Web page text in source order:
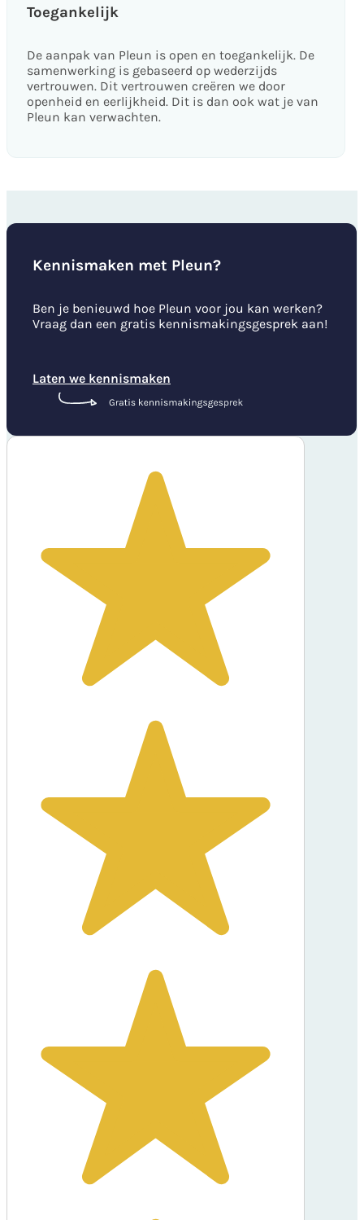
Toegankelijk
De aanpak van Pleun is open en toegankelijk. De
samenwerking is gebaseerd op wederzijds
vertrouwen. Dit vertrouwen creëren we door
openheid en eerlijkheid. Dit is dan ook wat je van
Pleun kan verwachten.
Kennismaken met Pleun?
Ben je benieuwd hoe Pleun voor jou kan werken?
Vraag dan een gratis kennismakingsgesprek aan!
Laten we kennismaken